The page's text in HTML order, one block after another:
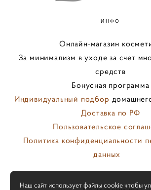
ИНФО
Онлайн-магазин
За минимализм в уходе за счет
средств
Бонусная программа
Индивидуальный подбор
Доставка по РФ
Пользовательское
Политика конфиденциальности
данных
Наш сайт использует файлы cookie чтобы